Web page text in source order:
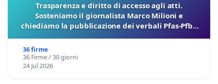
Trasparenza e diritto di accesso agli atti.
Sosteniamo il giornalista Marco Milioni e
chiediamo la pubblicazione dei verbali Pfas-Pfba
36 firme
36 Firme / 30 giorni
24 Jul 2026